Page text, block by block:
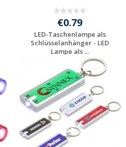
€0.79
LED-Taschenlampe als
Schlüsselanhänger - LED
Lampe als ...
Preis unverbindlich
anfragen